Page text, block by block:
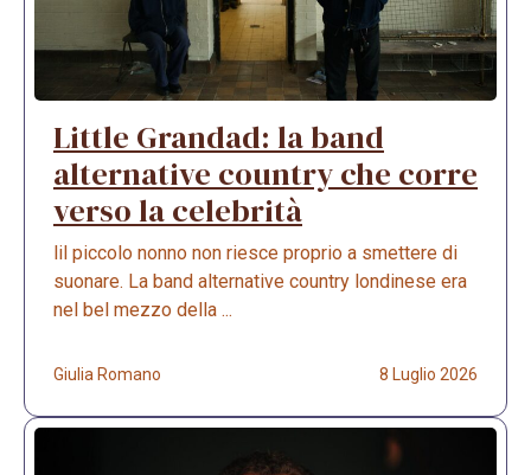
Little Grandad: la band
alternative country che corre
verso la celebrità
lil piccolo nonno non riesce proprio a smettere di
suonare. La band alternative country londinese era
nel bel mezzo della ...
Giulia Romano 8 Luglio 2026